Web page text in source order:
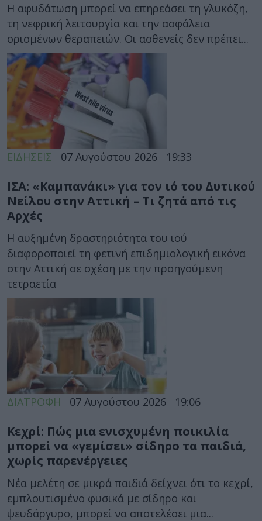
Η αφυδάτωση μπορεί να επηρεάσει τη γλυκόζη,
τη νεφρική λειτουργία και την ασφάλεια
ορισμένων θεραπειών. Οι ασθενείς δεν πρέπει...
ΕΙΔΗΣΕΙΣ 07 Αυγούστου 2026 19:33
ΙΣΑ: «Καμπανάκι» για τον ιό του Δυτικού
Νείλου στην Αττική – Τι ζητά από τις
Αρχές
Η αυξημένη δραστηριότητα του ιού
διαφοροποιεί τη φετινή επιδημιολογική εικόνα
στην Αττική σε σχέση με την προηγούμενη
τετραετία
ΔΙΑΤΡΟΦΗ 07 Αυγούστου 2026 19:06
Κεχρί: Πώς μια ενισχυμένη ποικιλία
μπορεί να «γεμίσει» σίδηρο τα παιδιά,
χωρίς παρενέργειες
Νέα μελέτη σε μικρά παιδιά δείχνει ότι το κεχρί,
εμπλουτισμένο φυσικά με σίδηρο και
ψευδάργυρο, μπορεί να αποτελέσει μια...